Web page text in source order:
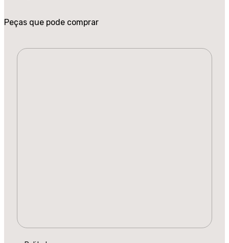
Peças que pode comprar